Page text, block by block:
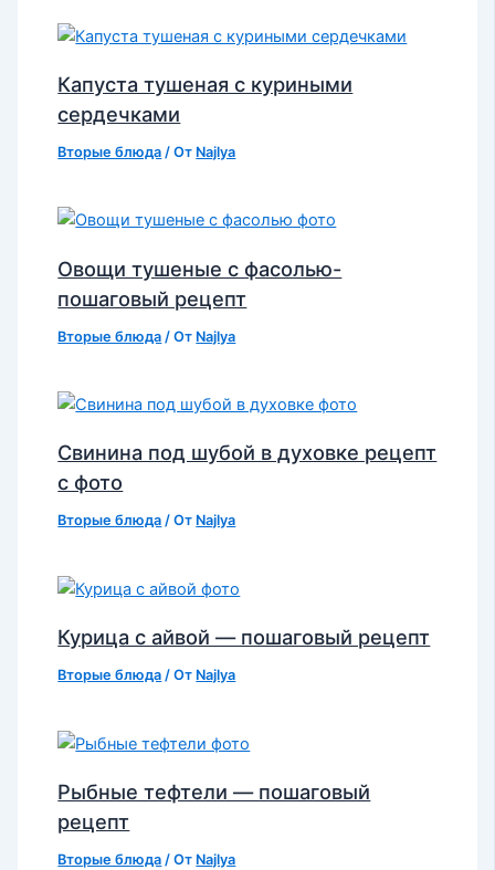
Капуста тушеная с куриными
сердечками
Вторые блюда / От Najlya
Овощи тушеные с фасолью-
пошаговый рецепт
Вторые блюда / От Najlya
Свинина под шубой в духовке рецепт
с фото
Вторые блюда / От Najlya
Курица с айвой — пошаговый рецепт
Вторые блюда / От Najlya
Рыбные тефтели — пошаговый
рецепт
Вторые блюда / От Najlya